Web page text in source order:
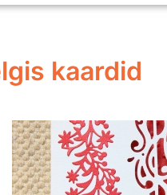
kaardid